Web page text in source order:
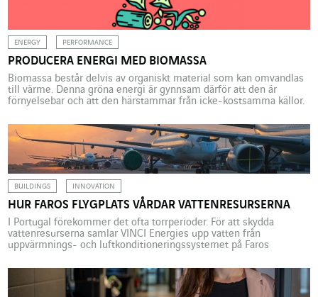
ENERGY PERFORMANCE
PRODUCERA ENERGI MED BIOMASSA
Biomassa består delvis av organiskt material som kan omvandlas
till värme. Denna gröna energi är gynnsam därför att den är
förnyelsebar och att den härstammar från icke-kostsamma källor.
BUILDINGS INNOVATION
HUR FAROS FLYGPLATS VÅRDAR VATTENRESURSERNA
I Portugal förekommer det ofta torrperioder. För att skydda
vattenresurserna samlar VINCI Energies upp vatten från
uppvärmnings- och luftkonditioneringssystemet på Faros
förekommer det ofta torrperioder särskilt i de södra delarna. Detta
leder till mycket låga nivåer i ytvattenreservoarer och till låga
grundvattennivåer, vilket ökar risken för vattenbrist […]